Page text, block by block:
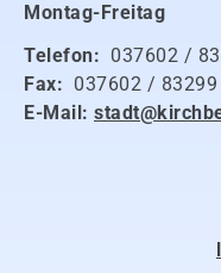
Montag-Freitag
Telefon: 037602 /
Fax: 037602 / 83299
E-Mail: